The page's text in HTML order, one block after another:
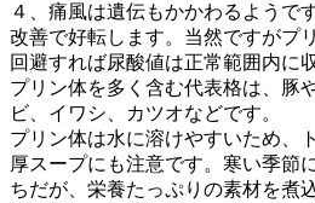
４、痛風は遺伝もかかわるようで
改善で好転します。当然ですがプ
回避すれば尿酸値は正常範囲内に
プリン体を多く含む代表格は、豚
ビ、イワシ、カツオなどです。
プリン体は水に溶けやすいため、
厚スープにも注意です。寒い季節
ちだが、栄養たっぷりの素材を煮